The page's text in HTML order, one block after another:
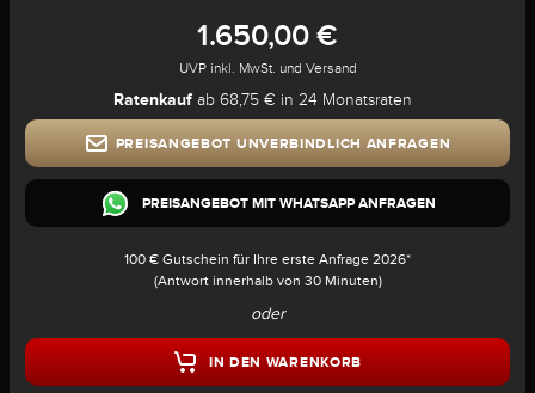
1.650,00 €
UVP inkl. MwSt. und Versand
Ratenkauf ab 68,75 € in 24 Monatsraten
PREISANGEBOT UNVERBINDLICH ANFRAGEN
PREISANGEBOT MIT WHATSAPP ANFRAGEN
100 € Gutschein für Ihre erste Anfrage 2026*
(Antwort innerhalb von 30 Minuten)
oder
IN DEN WARENKORB